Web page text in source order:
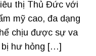
thị Thủ Đức với
mỹ cao, đa dạng
chịu được sự va
bị hư hỏng […]